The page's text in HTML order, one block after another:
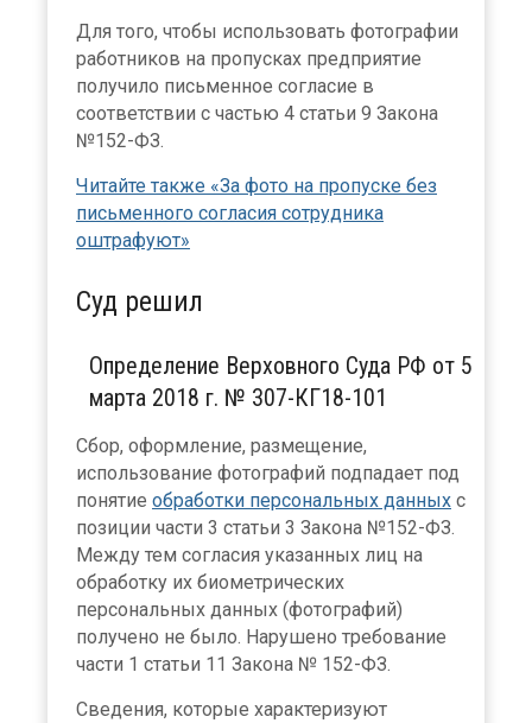
Для того, чтобы использовать фотографии
работников на пропусках предприятие
получило письменное согласие в
соответствии с частью 4 статьи 9 Закона
№152-ФЗ.
Читайте также «За фото на пропуске без
письменного согласия сотрудника
оштрафуют»
Суд решил
Определение Верховного Суда РФ от 5
марта 2018 г. № 307-КГ18-101
Сбор, оформление, размещение,
использование фотографий подпадает под
понятие обработки персональных данных с
позиции части 3 статьи 3 Закона №152-ФЗ.
Между тем согласия указанных лиц на
обработку их биометрических
персональных данных (фотографий)
получено не было. Нарушено требование
части 1 статьи 11 Закона № 152-ФЗ.
Сведения, которые характеризуют